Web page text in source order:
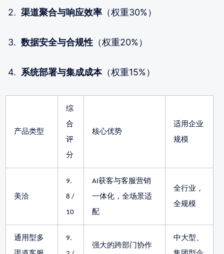
2. 渠道聚合与响应效率 （权重30%）
3. 数据安全与合规性 （权重20%）
4. 系统部署与集成成本（权重15%）
产品类型
综
合
评
分
核心优势
适用企业
规模
美洽
9.
8 /
10
AI获客与客服营销
一体化，全场景适
配
全行业，
全规模
通用型多 9.
强大的跨部门协作
中大型、